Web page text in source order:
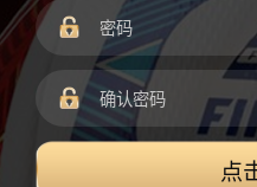
点